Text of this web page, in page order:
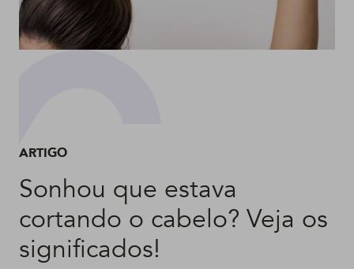
ARTIGO
Sonhou que estava
cortando o cabelo? Veja os
significados!